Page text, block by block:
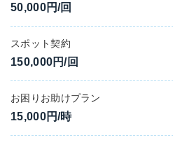
50,000円/回
スポット契約
150,000円/回
お困りお助けプラン
15,000円/時